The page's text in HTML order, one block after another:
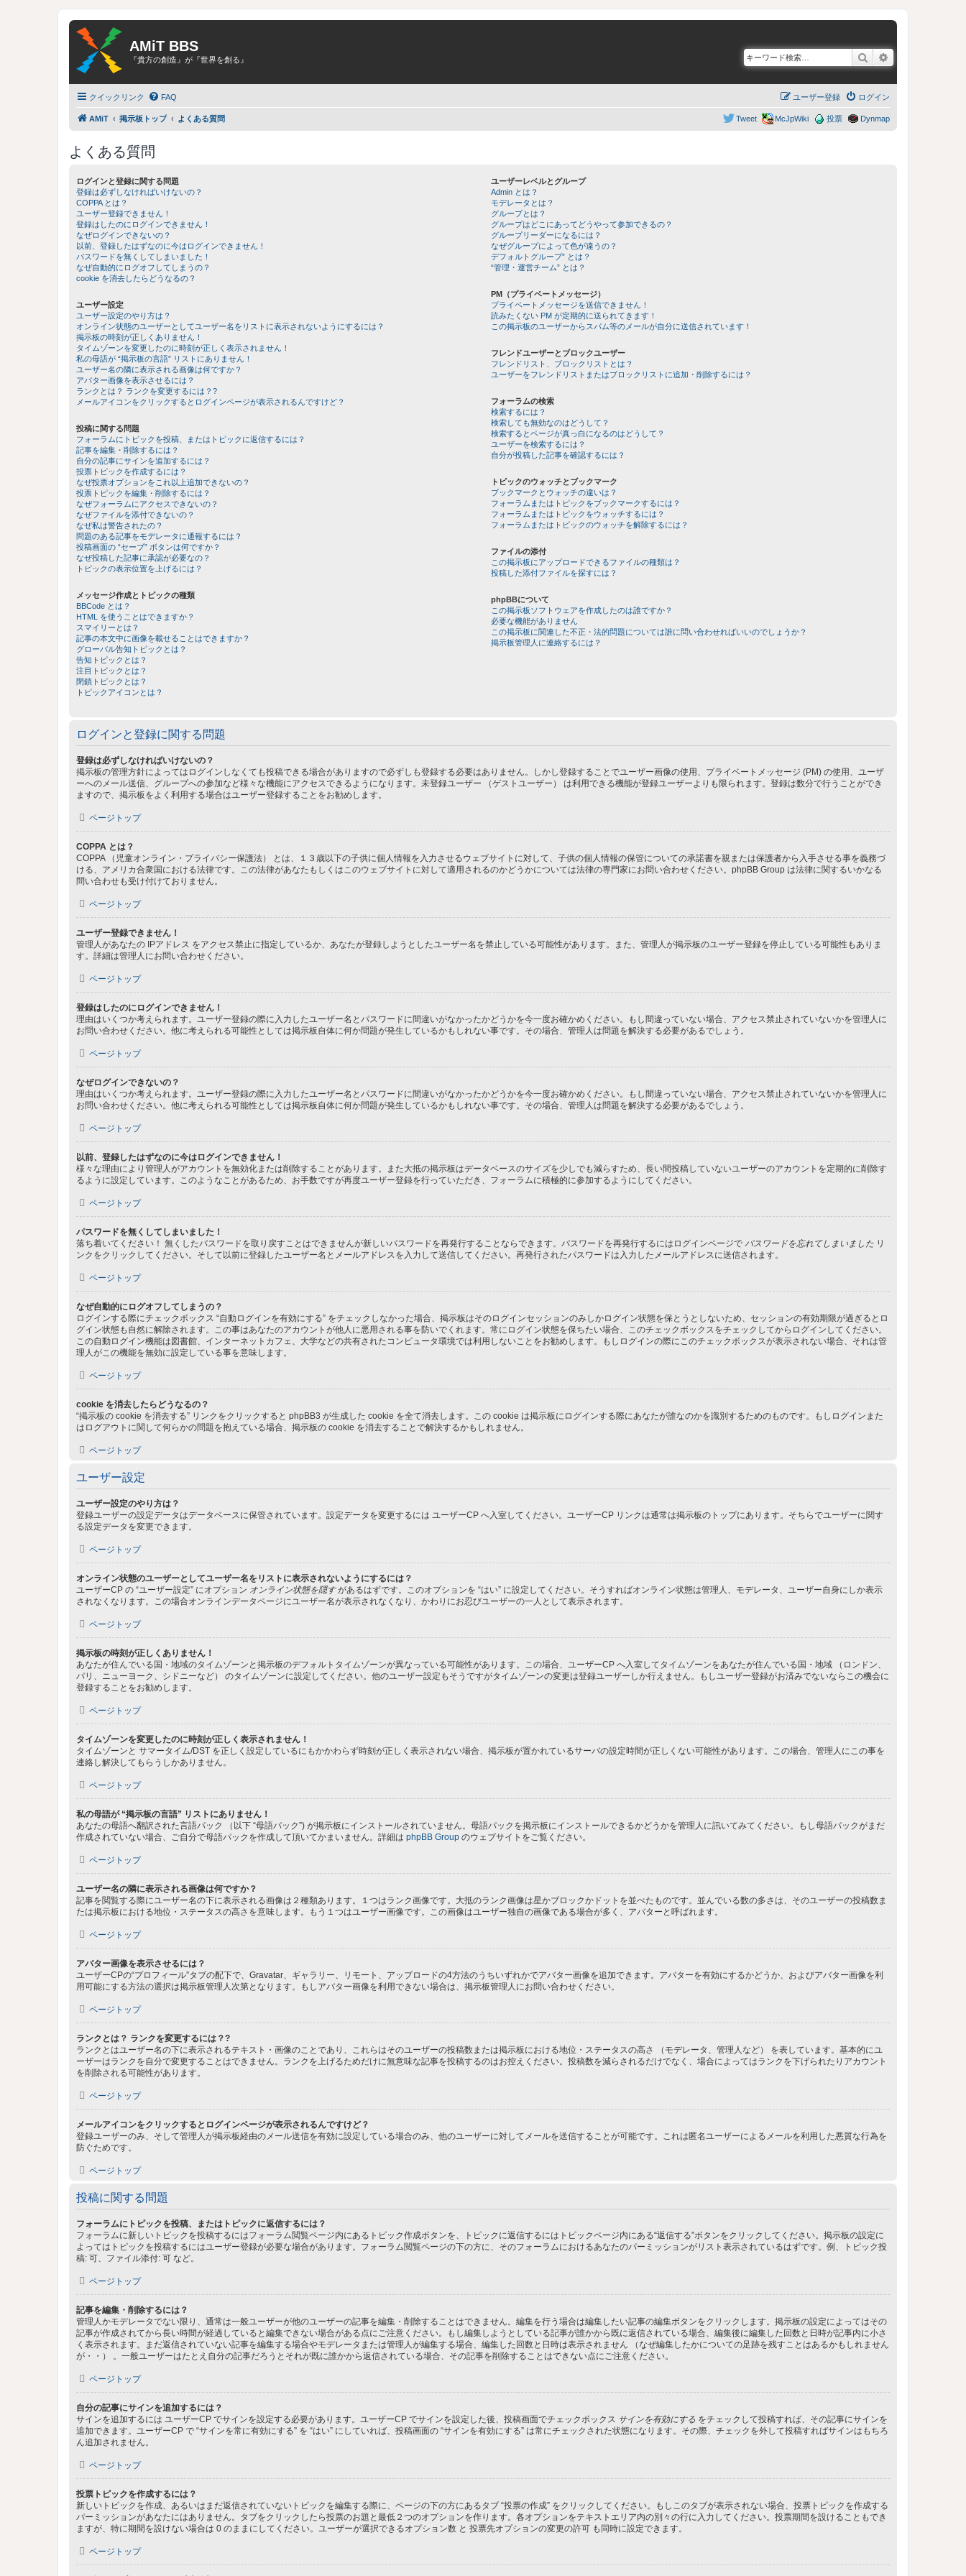
AMiT BBS
『貴方の創造』が『世界を創る』 検索
クイックリンク FAQ ログイン
ユーザー登録
AMiT 掲示板トップ よくある質問 Dynmap
投票
McJpWiki
Tweet
よくある質問
ログインと登録に関する問題
登録は必ずしなければいけないの？
COPPA とは？
ユーザー登録できません！
登録はしたのにログインできません！
なぜログインできないの？
以前、登録したはずなのに今はログインできません！
パスワードを無くしてしまいました！
なぜ自動的にログオフしてしまうの？
cookie を消去したらどうなるの？
ユーザー設定
ユーザー設定のやり方は？
オンライン状態のユーザーとしてユーザー名をリストに表示されないようにするには？
掲示板の時刻が正しくありません！
タイムゾーンを変更したのに時刻が正しく表示されません！
私の母語が “掲示板の言語” リストにありません！
ユーザー名の隣に表示される画像は何ですか？
アバター画像を表示させるには？
ランクとは？ ランクを変更するには？?
メールアイコンをクリックするとログインページが表示されるんですけど？
投稿に関する問題
フォーラムにトピックを投稿、またはトピックに返信するには？
記事を編集・削除するには？
自分の記事にサインを追加するには？
投票トピックを作成するには？
なぜ投票オプションをこれ以上追加できないの？
投票トピックを編集・削除するには？
なぜフォーラムにアクセスできないの？
なぜファイルを添付できないの？
なぜ私は警告されたの？
問題のある記事をモデレータに通報するには？
投稿画面の “セーブ” ボタンは何ですか？
なぜ投稿した記事に承認が必要なの？
トピックの表示位置を上げるには？
メッセージ作成とトピックの種類
BBCode とは？
HTML を使うことはできますか？
スマイリーとは？
記事の本文中に画像を載せることはできますか？
グローバル告知トピックとは？
告知トピックとは？
注目トピックとは？
閉鎖トピックとは？
トピックアイコンとは？
ユーザーレベルとグループ
Admin とは？
モデレータとは？
グループとは？
グループはどこにあってどうやって参加できるの？
グループリーダーになるには？
なぜグループによって色が違うの？
デフォルトグループ” とは？
“管理・運営チーム” とは？
PM（プライベートメッセージ）
プライベートメッセージを送信できません！
読みたくない PM が定期的に送られてきます！
この掲示板のユーザーからスパム等のメールが自分に送信されています！
フレンドユーザーとブロックユーザー
フレンドリスト、ブロックリストとは？
ユーザーをフレンドリストまたはブロックリストに追加・削除するには？
フォーラムの検索
検索するには？
検索しても無効なのはどうして？
検索するとページが真っ白になるのはどうして？
ユーザーを検索するには？
自分が投稿した記事を確認するには？
トピックのウォッチとブックマーク
ブックマークとウォッチの違いは？
フォーラムまたはトピックをブックマークするには？
フォーラムまたはトピックをウォッチするには？
フォーラムまたはトピックのウォッチを解除するには？
ファイルの添付
この掲示板にアップロードできるファイルの種類は？
投稿した添付ファイルを探すには？
phpBBについて
この掲示板ソフトウェアを作成したのは誰ですか？
必要な機能がありません
この掲示板に関連した不正・法的問題については誰に問い合わせればいいのでしょうか？
掲示板管理人に連絡するには？
ログインと登録に関する問題
登録は必ずしなければいけないの？
掲示板の管理方針によってはログインしなくても投稿できる場合がありますので必ずしも登録する必要はありません。しかし登録することでユーザー画像の使用、プライベートメッセージ (PM) の使用、ユーザ
ーへのメール送信、グループへの参加など様々な機能にアクセスできるようになります。未登録ユーザー （ゲストユーザー） は利用できる機能が登録ユーザーよりも限られます。登録は数分で行うことができ
ますので、掲示板をよく利用する場合はユーザー登録することをお勧めします。
ページトップ
COPPA とは？
COPPA （児童オンライン・プライバシー保護法） とは、１３歳以下の子供に個人情報を入力させるウェブサイトに対して、子供の個人情報の保管についての承諾書を親または保護者から入手させる事を義務づ
ける、アメリカ合衆国における法律です。この法律があなたもしくはこのウェブサイトに対して適用されるのかどうかについては法律の専門家にお問い合わせください。phpBB Group は法律に関するいかなる
問い合わせも受け付けておりません。
ページトップ
ユーザー登録できません！
管理人があなたの IPアドレス をアクセス禁止に指定しているか、あなたが登録しようとしたユーザー名を禁止している可能性があります。また、管理人が掲示板のユーザー登録を停止している可能性もありま
す。詳細は管理人にお問い合わせください。
ページトップ
登録はしたのにログインできません！
理由はいくつか考えられます。ユーザー登録の際に入力したユーザー名とパスワードに間違いがなかったかどうかを今一度お確かめください。もし間違っていない場合、アクセス禁止されていないかを管理人に
お問い合わせください。他に考えられる可能性としては掲示板自体に何か問題が発生しているかもしれない事です。その場合、管理人は問題を解決する必要があるでしょう。
ページトップ
なぜログインできないの？
理由はいくつか考えられます。ユーザー登録の際に入力したユーザー名とパスワードに間違いがなかったかどうかを今一度お確かめください。もし間違っていない場合、アクセス禁止されていないかを管理人に
お問い合わせください。他に考えられる可能性としては掲示板自体に何か問題が発生しているかもしれない事です。その場合、管理人は問題を解決する必要があるでしょう。
ページトップ
以前、登録したはずなのに今はログインできません！
様々な理由により管理人がアカウントを無効化または削除することがあります。また大抵の掲示板はデータベースのサイズを少しでも減らすため、長い間投稿していないユーザーのアカウントを定期的に削除す
るように設定しています。このようなことがあるため、お手数ですが再度ユーザー登録を行っていただき、フォーラムに積極的に参加するようにしてください。
ページトップ
パスワードを無くしてしまいました！
落ち着いてください！ 無くしたパスワードを取り戻すことはできませんが新しいパスワードを再発行することならできます。パスワードを再発行するにはログインページで パスワードを忘れてしまいました リ
ンクをクリックしてください。そして以前に登録したユーザー名とメールアドレスを入力して送信してください。再発行されたパスワードは入力したメールアドレスに送信されます。
ページトップ
なぜ自動的にログオフしてしまうの？
ログインする際にチェックボックス “自動ログインを有効にする” をチェックしなかった場合、掲示板はそのログインセッションのみしかログイン状態を保とうとしないため、セッションの有効期限が過ぎるとロ
グイン状態も自然に解除されます。この事はあなたのアカウントが他人に悪用される事を防いでくれます。常にログイン状態を保ちたい場合、このチェックボックスをチェックしてからログインしてください。
この自動ログイン機能は図書館、インターネットカフェ、大学などの共有されたコンピュータ環境では利用しないことをお勧めします。もしログインの際にこのチェックボックスが表示されない場合、それは管
理人がこの機能を無効に設定している事を意味します。
ページトップ
cookie を消去したらどうなるの？
“掲示板の cookie を消去する” リンクをクリックすると phpBB3 が生成した cookie を全て消去します。この cookie は掲示板にログインする際にあなたが誰なのかを識別するためのものです。もしログインまた
はログアウトに関して何らかの問題を抱えている場合、掲示板の cookie を消去することで解決するかもしれません。
ページトップ
ユーザー設定
ユーザー設定のやり方は？
登録ユーザーの設定データはデータベースに保管されています。設定データを変更するには ユーザーCP へ入室してください。ユーザーCP リンクは通常は掲示板のトップにあります。そちらでユーザーに関す
る設定データを変更できます。
ページトップ
オンライン状態のユーザーとしてユーザー名をリストに表示されないようにするには？
ユーザーCP の “ユーザー設定” にオプション オンライン状態を隠すがあるはずです。このオプションを “はい” に設定してください。そうすればオンライン状態は管理人、モデレータ、ユーザー自身にしか表示
されなくなります。この場合オンラインデータページにユーザー名が表示されなくなり、かわりにお忍びユーザーの一人として表示されます。
ページトップ
掲示板の時刻が正しくありません！
あなたが住んでいる国・地域のタイムゾーンと掲示板のデフォルトタイムゾーンが異なっている可能性があります。この場合、ユーザーCP へ入室してタイムゾーンをあなたが住んでいる国・地域 （ロンドン、
パリ、ニューヨーク、シドニーなど） のタイムゾーンに設定してください。他のユーザー設定もそうですがタイムゾーンの変更は登録ユーザーしか行えません。もしユーザー登録がお済みでないならこの機会に
登録することをお勧めします。
ページトップ
タイムゾーンを変更したのに時刻が正しく表示されません！
タイムゾーンと サマータイム/DST を正しく設定しているにもかかわらず時刻が正しく表示されない場合、掲示板が置かれているサーバの設定時間が正しくない可能性があります。この場合、管理人にこの事を
連絡し解決してもらうしかありません。
ページトップ
私の母語が “掲示板の言語” リストにありません！
あなたの母語へ翻訳された言語パック （以下 “母語パック”) が掲示板にインストールされていません。母語パックを掲示板にインストールできるかどうかを管理人に訊いてみてください。もし母語パックがまだ
作成されていない場合、ご自分で母語パックを作成して頂いてかまいません。詳細は phpBB Group のウェブサイトをご覧ください。
ページトップ
ユーザー名の隣に表示される画像は何ですか？
記事を閲覧する際にユーザー名の下に表示される画像は２種類あります。１つはランク画像です。大抵のランク画像は星かブロックかドットを並べたものです。並んでいる数の多さは、そのユーザーの投稿数ま
たは掲示板における地位・ステータスの高さを意味します。もう１つはユーザー画像です。この画像はユーザー独自の画像である場合が多く、アバターと呼ばれます。
ページトップ
アバター画像を表示させるには？
ユーザーCPの“プロフィール”タブの配下で、Gravatar、ギャラリー、リモート、アップロードの4方法のうちいずれかでアバター画像を追加できます。アバターを有効にするかどうか、およびアバター画像を利
用可能にする方法の選択は掲示板管理人次第となります。もしアバター画像を利用できない場合は、掲示板管理人にお問い合わせください。
ページトップ
ランクとは？ ランクを変更するには？?
ランクとはユーザー名の下に表示されるテキスト・画像のことであり、これらはそのユーザーの投稿数または掲示板における地位・ステータスの高さ （モデレータ、管理人など） を表しています。基本的にユ
ーザーはランクを自分で変更することはできません。ランクを上げるためだけに無意味な記事を投稿するのはお控えください。投稿数を減らされるだけでなく、場合によってはランクを下げられたりアカウント
を削除される可能性があります。
ページトップ
メールアイコンをクリックするとログインページが表示されるんですけど？
登録ユーザーのみ、そして管理人が掲示板経由のメール送信を有効に設定している場合のみ、他のユーザーに対してメールを送信することが可能です。これは匿名ユーザーによるメールを利用した悪質な行為を
防ぐためです。
ページトップ
投稿に関する問題
フォーラムにトピックを投稿、またはトピックに返信するには？
フォーラムに新しいトピックを投稿するにはフォーラム閲覧ページ内にあるトピック作成ボタンを、トピックに返信するにはトピックページ内にある“返信する”ボタンをクリックしてください。掲示板の設定に
よってはトピックを投稿するにはユーザー登録が必要な場合があります。フォーラム閲覧ページの下の方に、そのフォーラムにおけるあなたのパーミッションがリスト表示されているはずです。例、トピック投
稿: 可、ファイル添付: 可 など。
ページトップ
記事を編集・削除するには？
管理人かモデレータでない限り、通常は一般ユーザーが他のユーザーの記事を編集・削除することはできません。編集を行う場合は編集したい記事の編集ボタンをクリックします。掲示板の設定によってはその
記事が作成されてから長い時間が経過していると編集できない場合がある点にご注意ください。もし編集しようとしている記事が誰かから既に返信されている場合、編集後に編集した回数と日時が記事内に小さ
く表示されます。まだ返信されていない記事を編集する場合やモデレータまたは管理人が編集する場合、編集した回数と日時は表示されません （なぜ編集したかについての足跡を残すことはあるかもしれません
が・・） 。一般ユーザーはたとえ自分の記事だろうとそれが既に誰かから返信されている場合、その記事を削除することはできない点にご注意ください。
ページトップ
自分の記事にサインを追加するには？
サインを追加するには ユーザーCP でサインを設定する必要があります。ユーザーCP でサインを設定した後、投稿画面でチェックボックス サインを有効にする をチェックして投稿すれば、その記事にサインを
追加できます。ユーザーCP で “サインを常に有効にする” を “はい” にしていれば、投稿画面の “サインを有効にする” は常にチェックされた状態になります。その際、チェックを外して投稿すればサインはもちろ
ん追加されません。
ページトップ
投票トピックを作成するには？
新しいトピックを作成、あるいはまだ返信されていないトピックを編集する際に、ページの下の方にあるタブ “投票の作成” をクリックしてください。もしこのタブが表示されない場合、投票トピックを作成する
パーミッションがあなたにはありません。タブをクリックしたら投票のお題と最低２つのオプションを作ります。各オプションをテキストエリア内の別々の行に入力してください。投票期間を設けることもでき
ますが、特に期間を設けない場合は 0 のままにしてください。ユーザーが選択できるオプション数 と 投票先オプションの変更の許可 も同時に設定できます。
ページトップ